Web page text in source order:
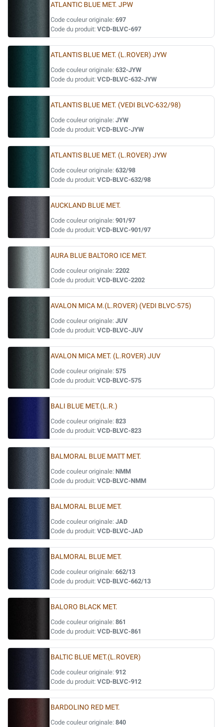
ATLANTIC BLUE MET. JPW
Code couleur originale: 697
Code du produit: VCD-BLVC-697
ATLANTIS BLUE MET. (L.ROVER) JYW
Code couleur originale: 632-JYW
Code du produit: VCD-BLVC-632-JYW
ATLANTIS BLUE MET. (VEDI BLVC-632/98)
Code couleur originale: JYW
Code du produit: VCD-BLVC-JYW
ATLANTIS BLUE MET. (L.ROVER) JYW
Code couleur originale: 632/98
Code du produit: VCD-BLVC-632/98
AUCKLAND BLUE MET.
Code couleur originale: 901/97
Code du produit: VCD-BLVC-901/97
AURA BLUE BALTORO ICE MET.
Code couleur originale: 2202
Code du produit: VCD-BLVC-2202
AVALON MICA M.(L.ROVER) (VEDI BLVC-575)
Code couleur originale: JUV
Code du produit: VCD-BLVC-JUV
AVALON MICA MET. (L.ROVER) JUV
Code couleur originale: 575
Code du produit: VCD-BLVC-575
BALI BLUE MET.(L.R.)
Code couleur originale: 823
Code du produit: VCD-BLVC-823
BALMORAL BLUE MATT MET.
Code couleur originale: NMM
Code du produit: VCD-BLVC-NMM
BALMORAL BLUE MET.
Code couleur originale: JAD
Code du produit: VCD-BLVC-JAD
BALMORAL BLUE MET.
Code couleur originale: 662/13
Code du produit: VCD-BLVC-662/13
BALORO BLACK MET.
Code couleur originale: 861
Code du produit: VCD-BLVC-861
BALTIC BLUE MET.(L.ROVER)
Code couleur originale: 912
Code du produit: VCD-BLVC-912
BARDOLINO RED MET.
Code couleur originale: 840